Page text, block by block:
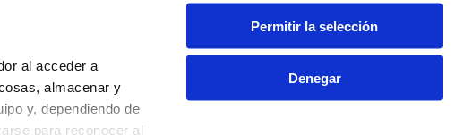
al acceder a
almacenar y
y, dependiendo de
para reconocer al
Permitir la selección
Denegar